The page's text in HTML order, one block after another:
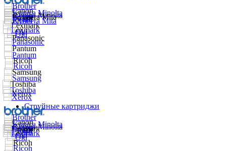
Струйные картриджи